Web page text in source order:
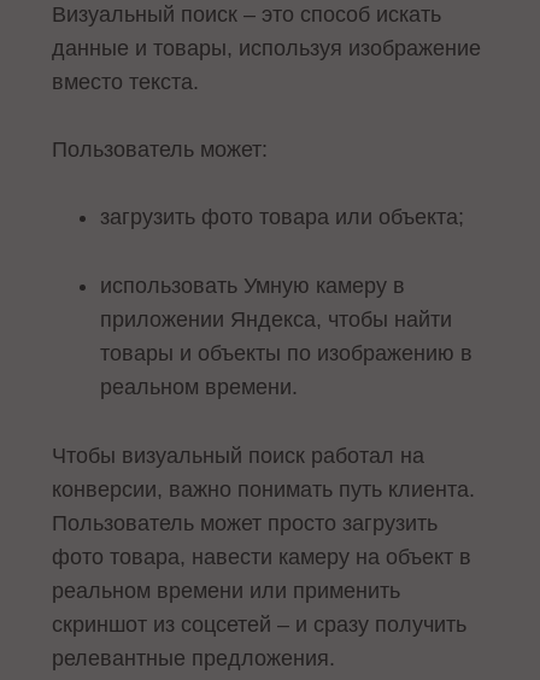
Визуальный поиск – это способ искать
данные и товары, используя изображение
вместо текста.
Пользователь может:
загрузить фото товара или объекта;
использовать Умную камеру в
приложении Яндекса, чтобы найти
товары и объекты по изображению в
реальном времени.
Чтобы визуальный поиск работал на
конверсии, важно понимать путь клиента.
Пользователь может просто загрузить
фото товара, навести камеру на объект в
реальном времени или применить
скриншот из соцсетей – и сразу получить
релевантные предложения.